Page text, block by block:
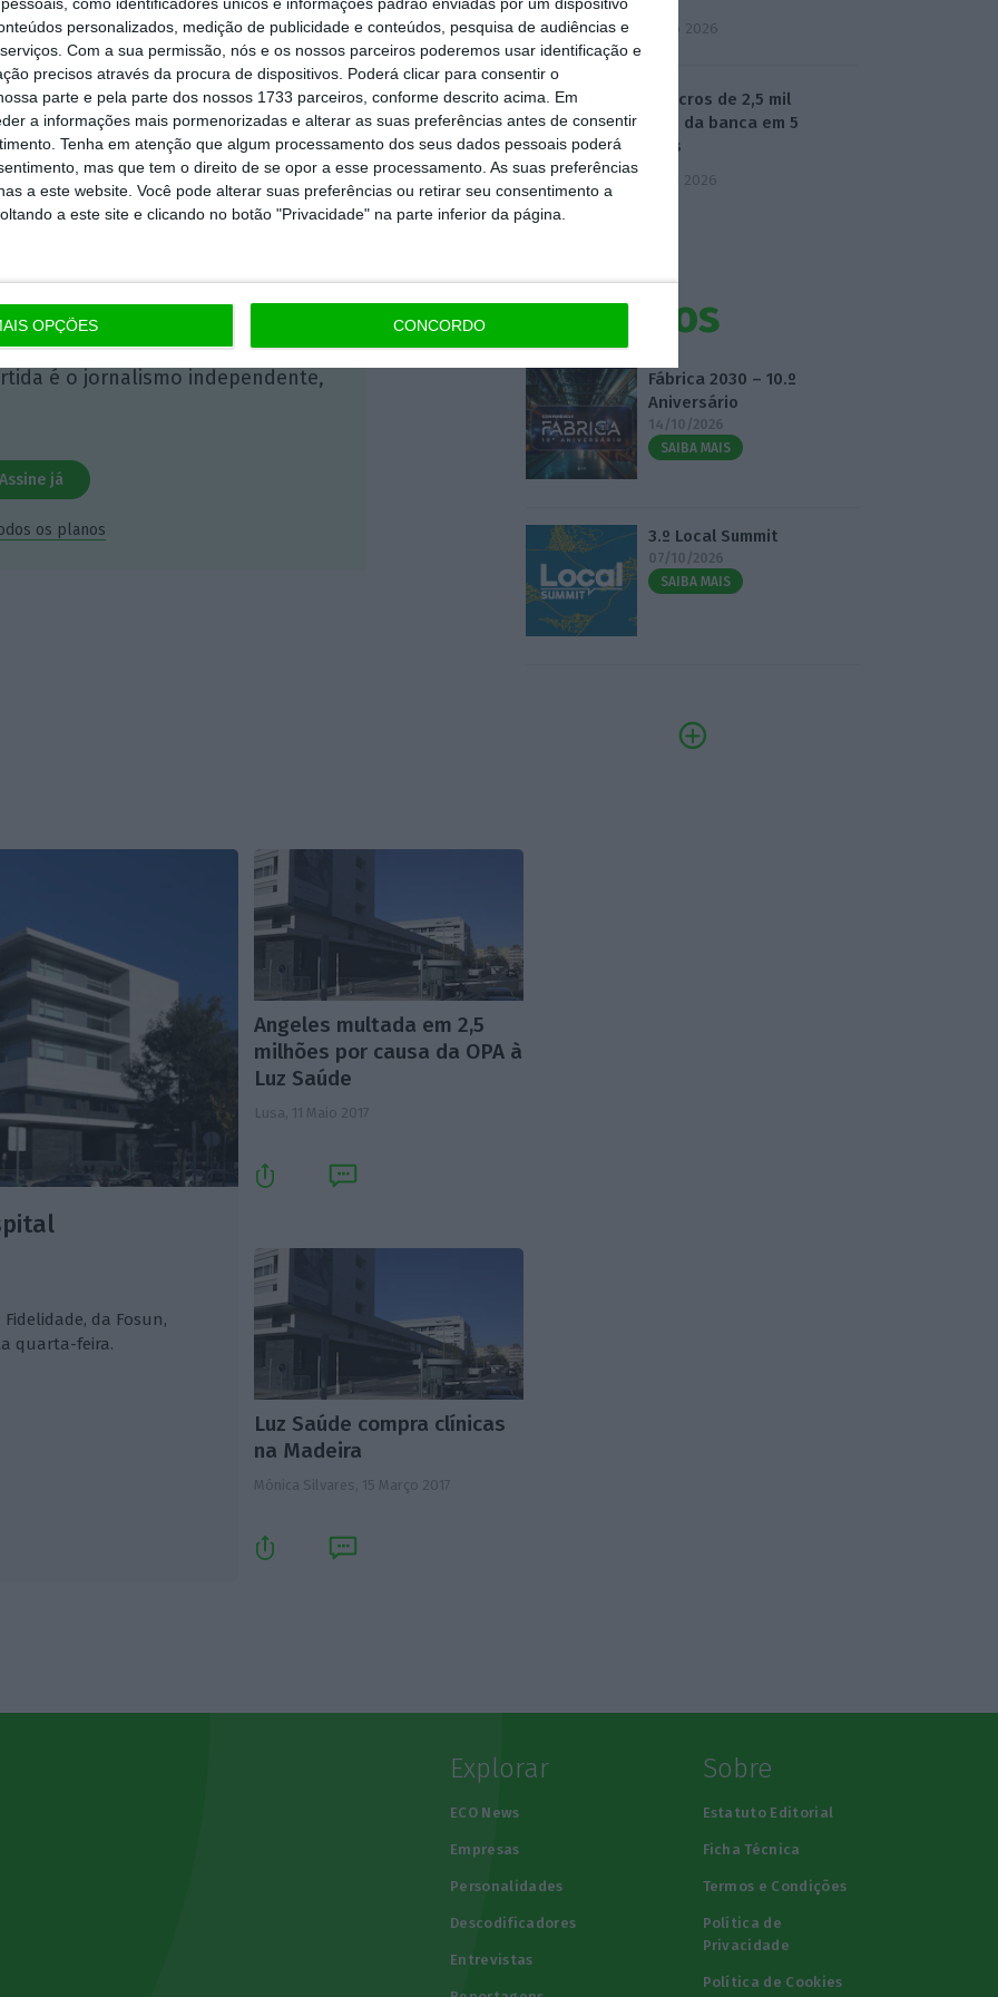
personalizados, medição de publicidade e conteúdos, pesquisa de audiências e
Com a sua permissão, nós e os nossos parceiros poderemos usar identificação e
precisos através da procura de dispositivos. Poderá clicar para consentir o
parte e pela parte dos nossos 1733 parceiros, conforme descrito acima. Em
a informações mais pormenorizadas e alterar as suas preferências antes de consentir
Tenha em atenção que algum processamento dos seus dados pessoais poderá
mas que tem o direito de se opor a esse processamento. As suas preferências
a este website. Você pode alterar suas preferências ou retirar seu consentimento a
a este site e clicando no botão "Privacidade" na parte inferior da página.
OPÇÕES CONCORDO
Premium
é mais importante do que
e rigoroso.
e tenha acesso a notícias
apoiar o ECO e os seus
é o jornalismo independente,
Assine já
os planos
4 Agosto 2026
📊 Os lucros de 2,5 mil
milhões da banca em 5
gráficos
5 Agosto 2026
Eventos
Fábrica 2030 – 10.º
Aniversário
14/10/2026
SAIBA MAIS
3.º Local Summit
07/10/2026
SAIBA MAIS
da Fosun,
quarta-feira.
Angeles multada em 2,5
milhões por causa da OPA à
Luz Saúde
Lusa, 11 Maio 2017
Luz Saúde compra clínicas
na Madeira
Mónica Silvares, 15 Março 2017
Explorar
ECO News
Empresas
Personalidades
Descodificadores
Entrevistas
Sobre
Estatuto Editorial
Ficha Técnica
Termos e Condições
Política de
Privacidade
Política de Cookies